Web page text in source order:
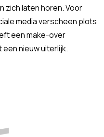
zich laten horen. Voor
media verscheen plots
een make-over
nieuw uiterlijk.